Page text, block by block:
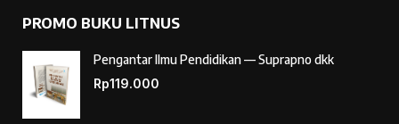
PROMO BUKU LITNUS
Pengantar Ilmu Pendidikan — Suprapno dkk
Rp119.000